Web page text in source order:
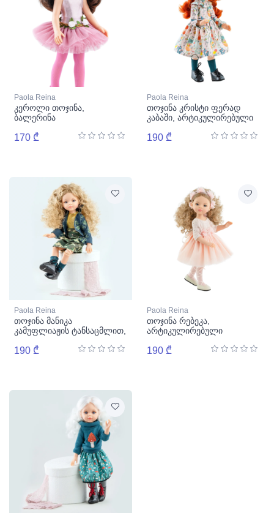
Paola Reina
კეროლი თოჯინა,
ბალერინა
170 ₾
Paola Reina
თოჯინა კრისტი ფერად
კაბაში, არტიკულირებული
190 ₾
Paola Reina
თოჯინა მანიკა
კამუფლიაჟის ტანსაცმლით,
190 ₾
Paola Reina
თოჯინა რებეკა,
არტიკულირებული
190 ₾